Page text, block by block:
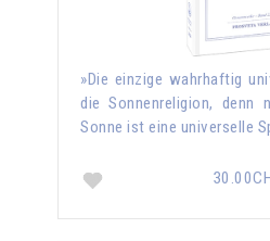
»Die einzige wahrhaftig
die Sonnenreligion, denn
Sonne ist eine universelle